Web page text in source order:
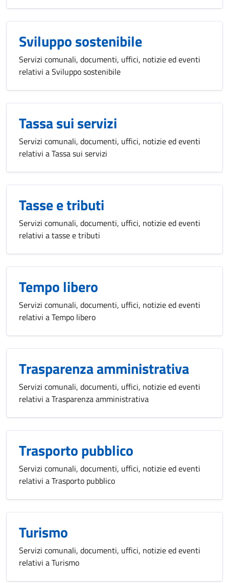
Sviluppo sostenibile
Servizi comunali, documenti, uffici, notizie ed eventi
relativi a Sviluppo sostenibile
Tassa sui servizi
Servizi comunali, documenti, uffici, notizie ed eventi
relativi a Tassa sui servizi
Tasse e tributi
Servizi comunali, documenti, uffici, notizie ed eventi
relativi a tasse e tributi
Tempo libero
Servizi comunali, documenti, uffici, notizie ed eventi
relativi a Tempo libero
Trasparenza amministrativa
Servizi comunali, documenti, uffici, notizie ed eventi
relativi a Trasparenza amministrativa
Trasporto pubblico
Servizi comunali, documenti, uffici, notizie ed eventi
relativi a Trasporto pubblico
Turismo
Servizi comunali, documenti, uffici, notizie ed eventi
relativi a Turismo